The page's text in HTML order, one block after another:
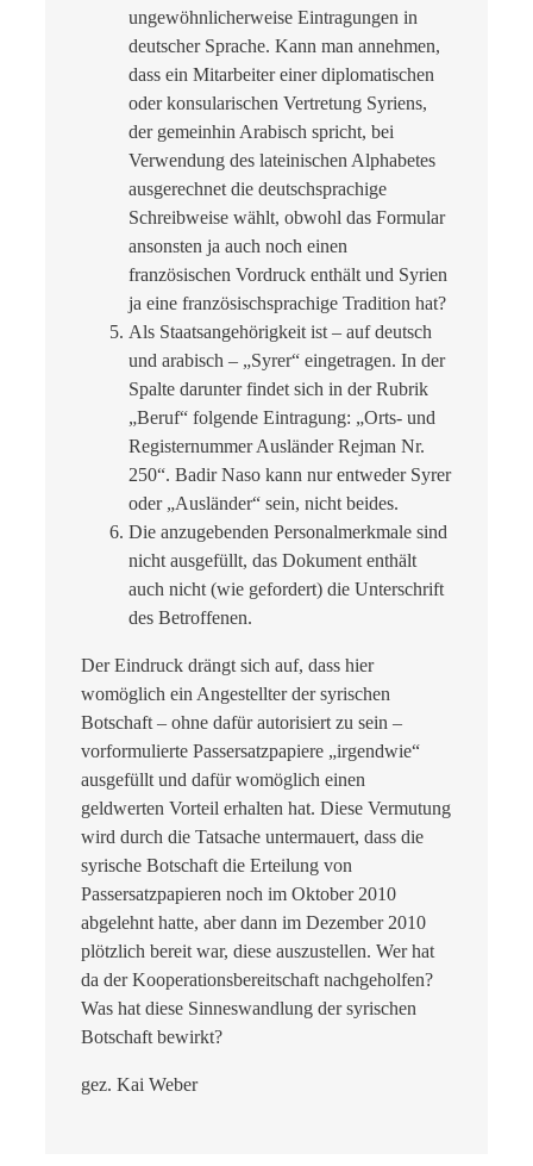
ungewöhnlicherweise Eintragungen in
deutscher Sprache. Kann man annehmen,
dass ein Mitarbeiter einer diplomatischen
oder konsularischen Vertretung Syriens,
der gemeinhin Arabisch spricht, bei
Verwendung des lateinischen Alphabetes
ausgerechnet die deutschsprachige
Schreibweise wählt, obwohl das Formular
ansonsten ja auch noch einen
französischen Vordruck enthält und Syrien
ja eine französischsprachige Tradition hat?
Als Staatsangehörigkeit ist – auf deutsch
und arabisch – „Syrer“ eingetragen. In der
Spalte darunter findet sich in der Rubrik
„Beruf“ folgende Eintragung: „Orts- und
Registernummer Ausländer Rejman Nr.
250“. Badir Naso kann nur entweder Syrer
oder „Ausländer“ sein, nicht beides.
Die anzugebenden Personalmerkmale sind
nicht ausgefüllt, das Dokument enthält
auch nicht (wie gefordert) die Unterschrift
des Betroffenen.
Der Eindruck drängt sich auf, dass hier
womöglich ein Angestellter der syrischen
Botschaft – ohne dafür autorisiert zu sein –
vorformulierte Passersatzpapiere „irgendwie“
ausgefüllt und dafür womöglich einen
geldwerten Vorteil erhalten hat. Diese Vermutung
wird durch die Tatsache untermauert, dass die
syrische Botschaft die Erteilung von
Passersatzpapieren noch im Oktober 2010
abgelehnt hatte, aber dann im Dezember 2010
plötzlich bereit war, diese auszustellen. Wer hat
da der Kooperationsbereitschaft nachgeholfen?
Was hat diese Sinneswandlung der syrischen
Botschaft bewirkt?
gez. Kai Weber